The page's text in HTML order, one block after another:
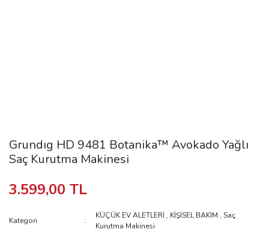
Grundıg HD 9481 Botanika™ Avokado Yağlı
Saç Kurutma Makinesi
3.599,00 TL
Kategori
KÜÇÜK EV ALETLERİ , KİŞİSEL BAKIM ,Saç
Kurutma Makinesi